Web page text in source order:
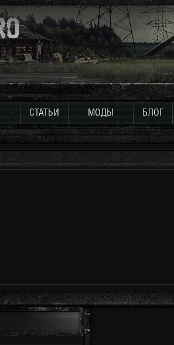
СТАТЬИ МОДЫ БЛОГ